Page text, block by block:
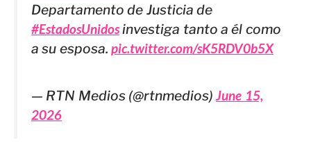
Departamento de Justicia de
#EstadosUnidosinvestiga tanto a él como
a su esposa. pic.twitter.com/sK5RDV0b5X
— RTN Medios (@rtnmedios)June 15,
2026